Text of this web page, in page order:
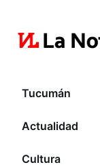
Tucumán
Actualidad
Cultura